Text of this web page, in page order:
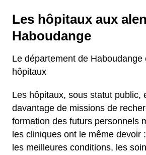
Les hôpitaux aux
Haboudange
Le département de Haboudange
hôpitaux
Les hôpitaux, sous statut public,
davantage de missions de
formation des futurs personnels
les cliniques ont le même devoir
les meilleures conditions, les